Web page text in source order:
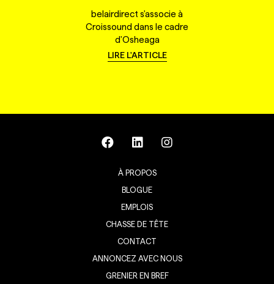
belairdirect s'associe à
Croissound dans le cadre
d'Osheaga
LIRE L'ARTICLE
À PROPOS
BLOGUE
EMPLOIS
CHASSE DE TÊTE
CONTACT
ANNONCEZ AVEC NOUS
GRENIER EN BREF